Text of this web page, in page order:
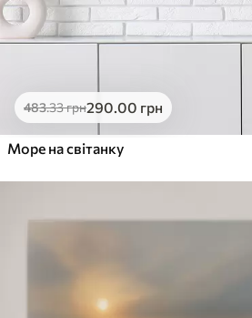
483.33грн290.00 грн
Море на світанку